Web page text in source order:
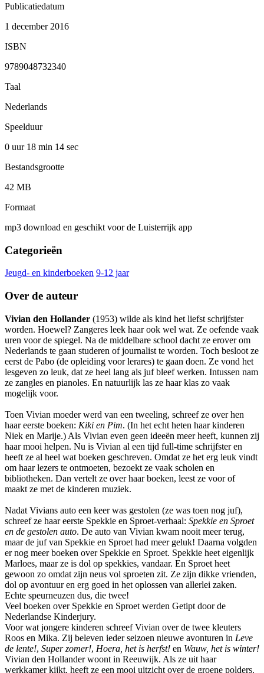
Publicatiedatum
1 december 2016
ISBN
9789048732340
Taal
Nederlands
Speelduur
0 uur 18 min 14 sec
Bestandsgrootte
42 MB
Formaat
mp3 download en geschikt voor de Luisterrijk app
Categorieën
Jeugd- en kinderboeken 9-12 jaar
Over de auteur
Vivian den Hollander (1953) wilde als kind het liefst schrijfster
worden. Hoewel? Zangeres leek haar ook wel wat. Ze oefende vaak
uren voor de spiegel. Na de middelbare school dacht ze erover om
Nederlands te gaan studeren of journalist te worden. Toch besloot ze
eerst de Pabo (de opleiding voor lerares) te gaan doen. Ze vond het
lesgeven zo leuk, dat ze heel lang als juf bleef werken. Intussen nam
ze zangles en pianoles. En natuurlijk las ze haar klas zo vaak
mogelijk voor.
Toen Vivian moeder werd van een tweeling, schreef ze over hen
haar eerste boeken: Kiki en Pim. (In het echt heten haar kinderen
Niek en Marije.) Als Vivian even geen ideeën meer heeft, kunnen zij
haar mooi helpen. Nu is Vivian al een tijd full-time schrijfster en
heeft ze al heel wat boeken geschreven. Omdat ze het erg leuk vindt
om haar lezers te ontmoeten, bezoekt ze vaak scholen en
bibliotheken. Dan vertelt ze over haar boeken, leest ze voor of
maakt ze met de kinderen muziek.
Nadat Vivians auto een keer was gestolen (ze was toen nog juf),
schreef ze haar eerste Spekkie en Sproet-verhaal: Spekkie en Sproet
en de gestolen auto. De auto van Vivian kwam nooit meer terug,
maar de juf van Spekkie en Sproet had meer geluk! Daarna volgden
er nog meer boeken over Spekkie en Sproet. Spekkie heet eigenlijk
Marloes, maar ze is dol op spekkies, vandaar. En Sproet heet
gewoon zo omdat zijn neus vol sproeten zit. Ze zijn dikke vrienden,
dol op avontuur en erg goed in het oplossen van allerlei zaken.
Echte speurneuzen dus, die twee!
Veel boeken over Spekkie en Sproet werden Getipt door de
Nederlandse Kinderjury.
Voor wat jongere kinderen schreef Vivian over de twee kleuters
Roos en Mika. Zij beleven ieder seizoen nieuwe avonturen in Leve
de lente!, Super zomer!, Hoera, het is herfst! en Wauw, het is winter!
Vivian den Hollander woont in Reeuwijk. Als ze uit haar
werkkamer kijkt, heeft ze een mooi uitzicht over de groene polders.